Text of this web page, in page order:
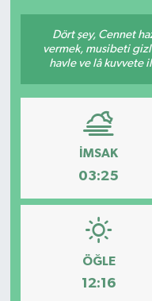
Dört şey, Cennet
vermek, musibeti
havle ve lâ kuvvete
İMSAK
03:25
ÖĞLE
12:16